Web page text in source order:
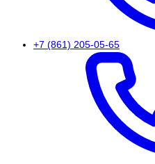
+7 (861) 205-05-65